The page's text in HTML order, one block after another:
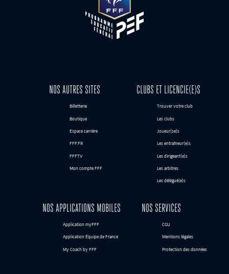
NOS AUTRES SITES
Billetterie
Boutique
Espace carrière
FFF.FR
FFFTV
Mon compte FFF
CLUBS ET LICENCIE(E)S
Trouver votre club
Les clubs
Joueur(se)s
Les entraîneur(e)s
Les dirigeant(e)s
Les arbitres
Les délégué(e)s
NOS APPLICATIONS MOBILES
Application myFFF
Application Équipe de France
My Coach by FFF
NOS SERVICES
CGU
Mentions légales
Protection des données